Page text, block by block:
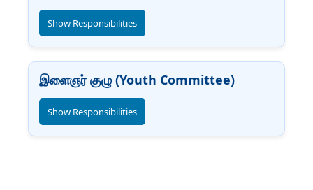
Show Responsibilities
இளைஞர் குழு (Youth Committee)
Show Responsibilities